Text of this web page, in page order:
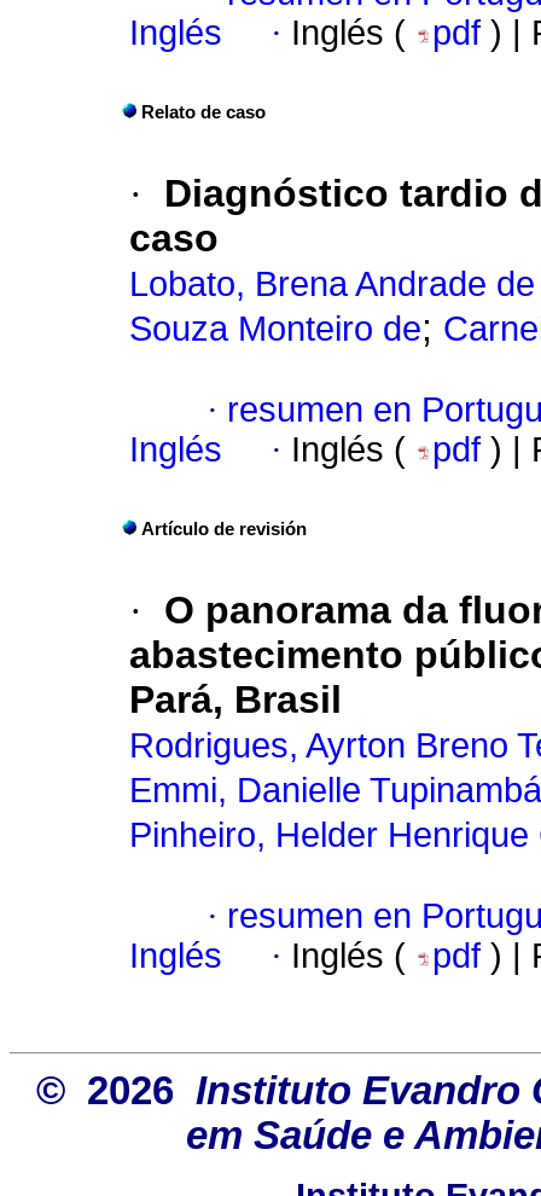
Inglés
· Inglés ( pdf ) |
Relato de caso
·
Diagnóstico tardio
caso
Lobato, Brena Andrade
Souza Monteiro de;
· resumen en
Inglés
· Inglés ( pdf ) |
Artículo de revisión
·
O panorama da
abastecimento
Pará, Brasil
Rodrigues, Ayrton Breno
Emmi, Danielle Tupinambá
Pinheiro, Helder Henrique
· resumen en
Inglés
· Inglés ( pdf ) |
© 2026 Instituto Evandro
em Saúde e